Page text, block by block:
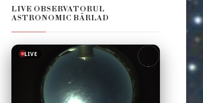
LIVE OBSERVATORUL
ASTRONOMIC BÂRLAD
LIVE